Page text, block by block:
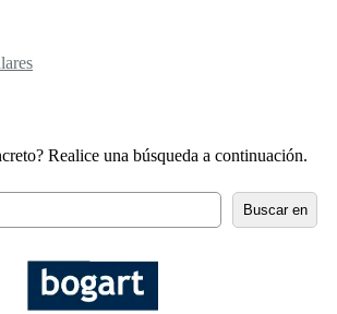
Realice una búsqueda a continuación.
c
a
r
Buscar en